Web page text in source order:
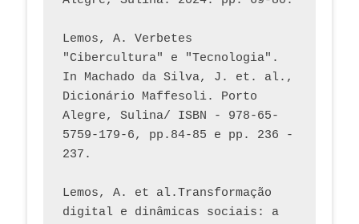
Lemos, A. Verbetes
"Cibercultura" e "Tecnologia".
In Machado da Silva, J. et. al.,
Dicionário Maffesoli. Porto
Alegre, Sulina/ ISBN - 978-65-
5759-179-6, pp.84-85 e pp. 236 -
237.
Lemos, A. et al.Transformação
digital e dinâmicas sociais: a